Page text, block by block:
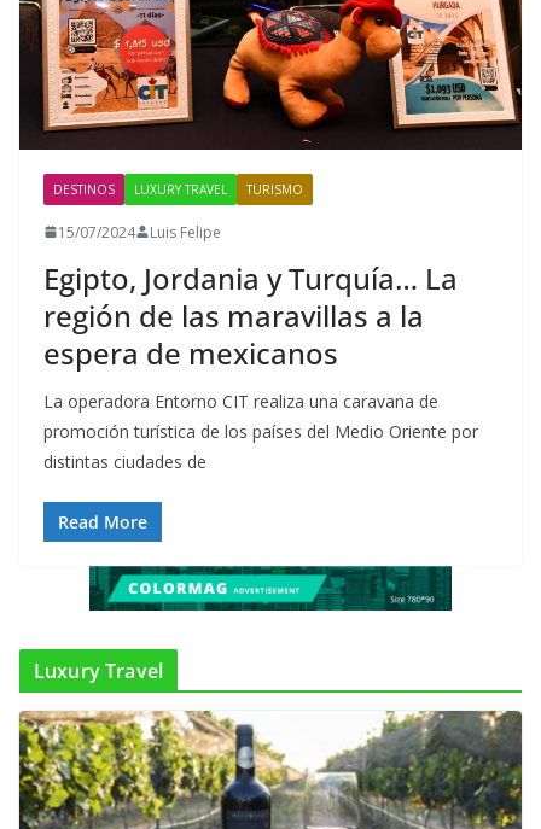
DESTINOS LUXURY TRAVEL TURISMO
15/07/2024 Luis Felipe
Egipto, Jordania y Turquía… La
región de las maravillas a la
espera de mexicanos
La operadora Entorno CIT realiza una caravana de
promoción turística de los países del Medio Oriente por
distintas ciudades de
Read More
Luxury Travel